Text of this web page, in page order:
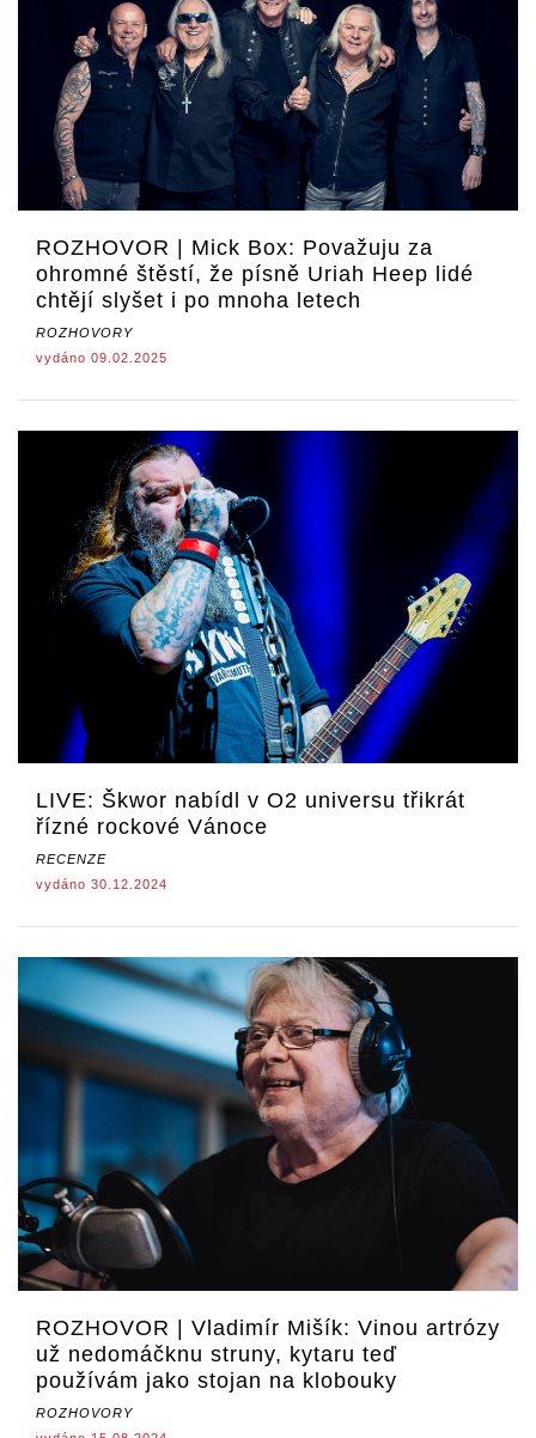
ROZHOVOR | Mick Box: Považuju za
ohromné štěstí, že písně Uriah Heep lidé
chtějí slyšet i po mnoha letech
ROZHOVORY
vydáno 09.02.2025
LIVE: Škwor nabídl v O2 universu třikrát
řízné rockové Vánoce
RECENZE
vydáno 30.12.2024
ROZHOVOR | Vladimír Mišík: Vinou artrózy
už nedomáčknu struny, kytaru teď
používám jako stojan na klobouky
ROZHOVORY